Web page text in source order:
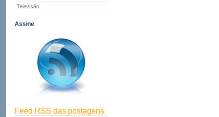
Televisão
Assine
Feed RSS das postagens